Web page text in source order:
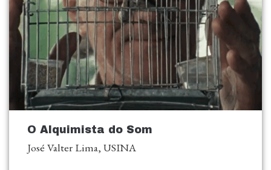
O Alquimista do Som
José Valter Lima, USINA